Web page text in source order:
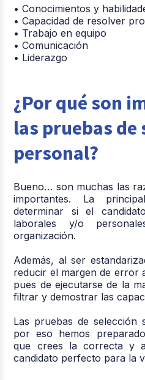
• Conocimientos y
• Capacidad de resolver
• Trabajo en equipo
• Comunicación
• Liderazgo
¿Por qué son
las pruebas de
personal?
Bueno… son muchas las
importantes. La
determinar si el
laborales y/o
organización.
Además, al ser
reducir el margen de error
pues de ejecutarse de la
filtrar y demostrar las
Las pruebas de selección
por eso hemos
que crees la correcta y
candidato perfecto para la